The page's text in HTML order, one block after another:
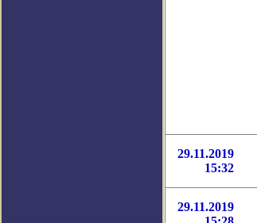
29.11.2019
15:32
29.11.2019